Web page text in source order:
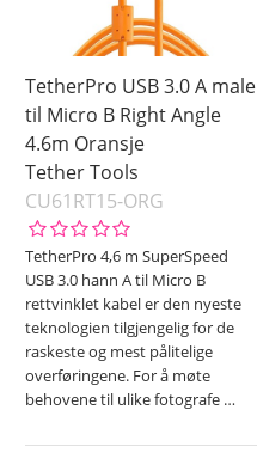
TetherPro USB 3.0 A male
til Micro B Right Angle
4.6m Oransje
Tether Tools
CU61RT15-ORG
TetherPro 4,6 m SuperSpeed
USB 3.0 hann A til Micro B
rettvinklet kabel er den nyeste
teknologien tilgjengelig for de
raskeste og mest pålitelige
overføringene. For å møte
behovene til ulike fotografe …